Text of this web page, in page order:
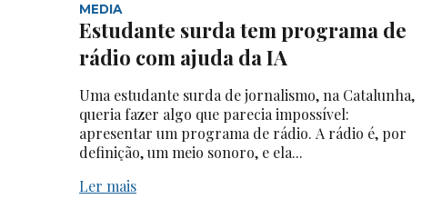
MEDIA
Estudante surda tem programa de
rádio com ajuda da IA
Uma estudante surda de jornalismo, na Catalunha,
queria fazer algo que parecia impossível:
apresentar um programa de rádio. A rádio é, por
definição, um meio sonoro, e ela...
Ler mais